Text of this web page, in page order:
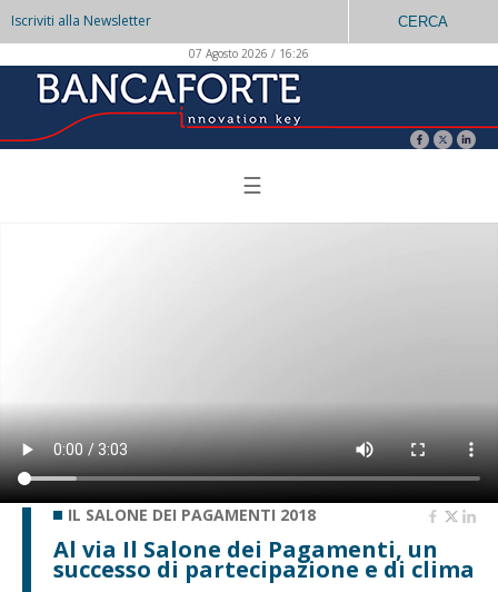
Iscriviti alla Newsletter CERCA
07 Agosto 2026 / 16:26
☰
IL SALONE DEI PAGAMENTI 2018
Al via Il Salone dei Pagamenti, un
successo di partecipazione e di clima